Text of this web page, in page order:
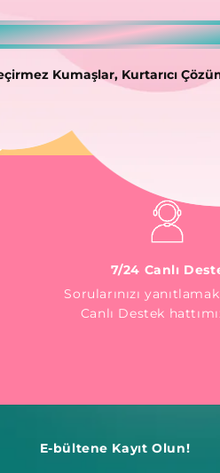
Kumaşlar, Kurtarıcı
7/24 Canlı
Sorularınızı
Canlı Destek
E-bültene Kayıt Olun!